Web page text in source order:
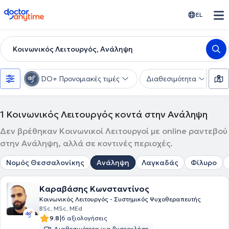
doctoranytime EL
Κοινωνικός Λειτουργός, Ανάληψη
DO+ Προνομιακές τιμές Διαθεσιμότητα
1 Κοινωνικός Λειτουργός κοντά στην Ανάληψη
Δεν βρέθηκαν Κοινωνικοί Λειτουργοί με online ραντεβού
στην Ανάληψη, αλλά σε κοντινές περιοχές.
Νομός Θεσσαλονίκης Ανάληψη Λαγκαδάς Φίλυρο
Καραβάσης Κωνσταντίνος
Κοινωνικός Λειτουργός - Συστημικός Ψυχοθεραπευτής
BSc, MSc, MEd
9.8|6 αξιολογήσεις